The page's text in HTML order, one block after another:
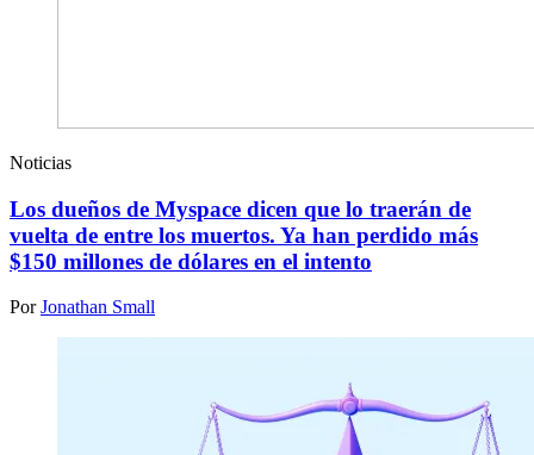
Noticias
Los dueños de Myspace dicen que lo traerán de
vuelta de entre los muertos. Ya han perdido más
$150 millones de dólares en el intento
PorJonathan Small